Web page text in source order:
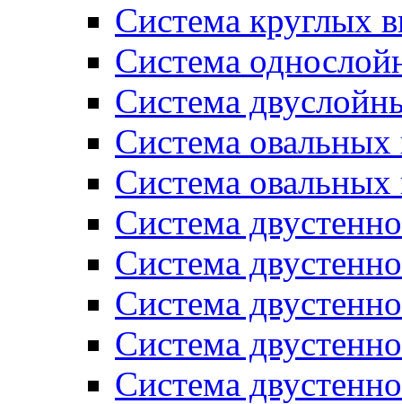
Система круглых
Система
Система
Система
Система
Система
Система
Система
Система
Система